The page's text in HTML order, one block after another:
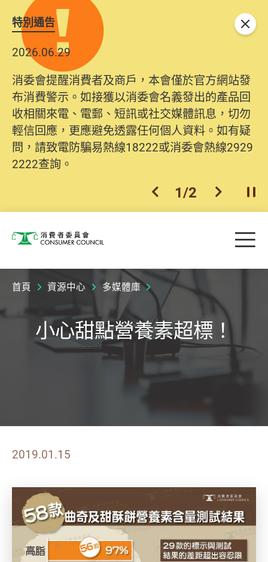
特別通告
2026.06.29
消委會提醒消費者及商戶，本會僅於官方網站發
布消費警示。如接獲以消委會名義發出的產品回
收相關來電、電郵、短訊或社交媒體訊息，切勿
輕信回應，更應避免透露任何個人資料。如有疑
問，請致電防騙易熱線18222或消委會熱線2929
2222查詢。
上一個
1/2 下一個開
關閉
消費者委員會 目
首頁 資源中心 多媒體庫
小心甜點營養素超標！
2019.01.15